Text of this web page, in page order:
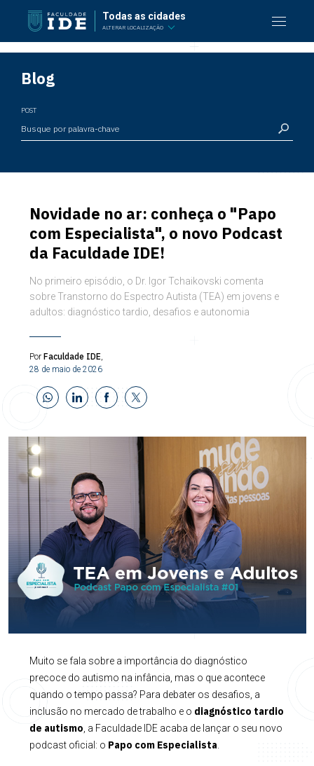
Todas as cidades
ALTERAR LOCALIZAÇÃO
Blog
POST
Novidade no ar: conheça o "Papo
com Especialista", o novo Podcast
da Faculdade IDE!
No primeiro episódio, o Dr. Igor Tchaikovski comenta
sobre Transtorno do Espectro Autista (TEA) em jovens e
adultos: diagnóstico tardio, desafios e autonomia
Por Faculdade IDE,
28 de maio de 2026
Muito se fala sobre a importância do diagnóstico
precoce do autismo na infância, mas o que acontece
quando o tempo passa? Para debater os desafios, a
inclusão no mercado de trabalho e o diagnóstico tardio
de autismo , a Faculdade IDE acaba de lançar o seu novo
podcast oficial: o Papo com Especialista